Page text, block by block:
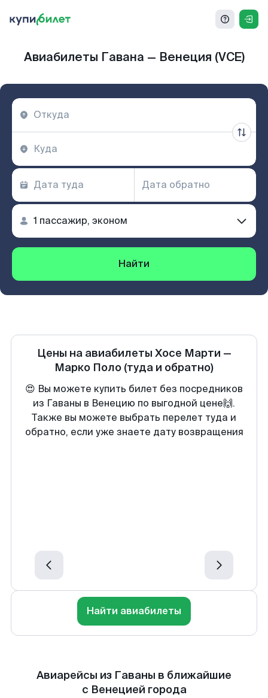
Авиабилеты Гавана — Венеция (VCE)
Найти
Цены на авиабилеты Хосе Марти —
Марко Поло (туда и обратно)
😍 Вы можете купить билет без посредников
из Гаваны в Венецию по выгодной цене🙌.
Также вы можете выбрать перелет туда и
обратно, если уже знаете дату возвращения
Найти авиабилеты
Авиарейсы из Гаваны в ближайшие
с Венецией города